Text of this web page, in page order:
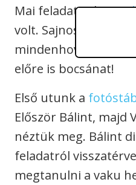
Mai feladatunk a
volt. Sajnos
mindenhova
előre is bocsánat!
Első utunk a
Először Bálint, majd
néztük meg. Bálint
feladatról
megtanulni a vaku